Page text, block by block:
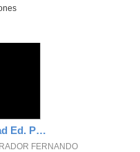
Vídeo festival de navidad Ed. Primaria 4ºB
FERNANDO